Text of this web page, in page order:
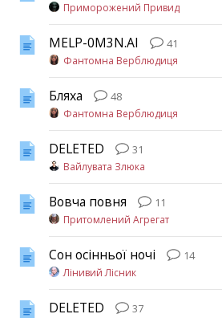
Приморожений Привид
MELP-0M3N.AI
41
Фантомна Верблюдиця
Бляха
48
Фантомна Верблюдиця
DELETED
31
Вайлувата Злюка
Вовча повня
11
Притомлений Агрегат
Сон осінньої ночі
14
Лінивий Лісник
DELETED
37